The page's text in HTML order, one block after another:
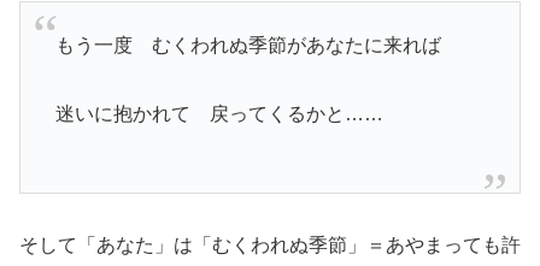
もう一度 むくわれぬ季節があなたに来れば
迷いに抱かれて 戻ってくるかと……
そして「あなた」は「むくわれぬ季節」＝あやまっても許